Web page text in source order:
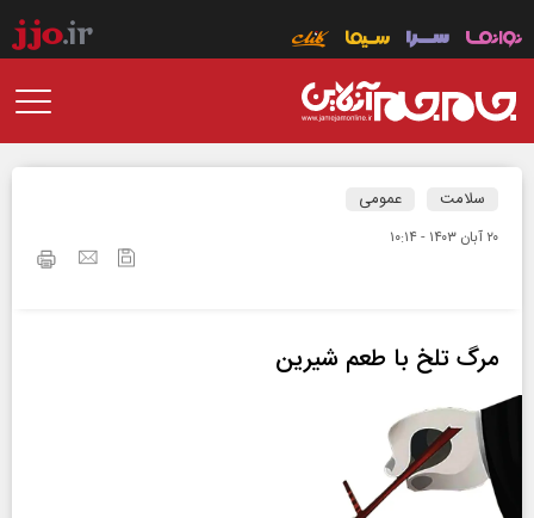
سلامت عمومی
۲۰ آبان ۱۴۰۳ - ۱۰:۱۴
مرگ تلخ با طعم شیرین